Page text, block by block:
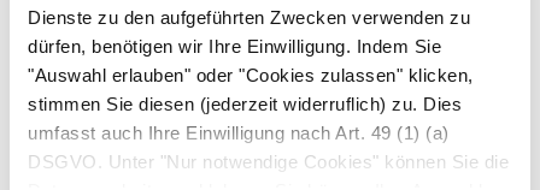
Dienste zu den aufgeführten Zwecken verwenden zu
dürfen, benötigen wir Ihre Einwilligung. Indem Sie
"Auswahl erlauben" oder "Cookies zulassen" klicken,
stimmen Sie diesen (jederzeit widerruflich) zu. Dies
umfasst auch Ihre Einwilligung nach Art. 49 (1) (a)
DSGVO. Unter "Nur notwendige Cookies" können Sie die
Da die Zyklusdaten gespeichert werden, kann mit
manchen Geräten sogar eine Zyklusstatistik
erstellt und derBody-Mass-Indexerrechnet
werden. Baby-Comp rechtfertigt seinen hohen
Preis vor allem dadurch, dass das Gerät neben